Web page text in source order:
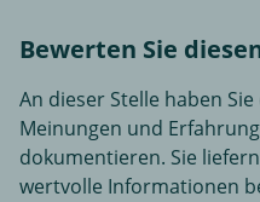
Bewerten Sie
An dieser Stelle haben
Meinungen und
dokumentieren. Sie
wertvolle Informationen